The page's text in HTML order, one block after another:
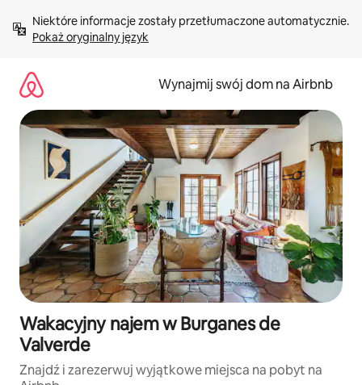
treści Pokaż oryginalny język
Wynajmij swój dom na Airbnb
Wakacyjny najem w Burganes de
Valverde
Znajdź i zarezerwuj wyjątkowe miejsca na pobyt na